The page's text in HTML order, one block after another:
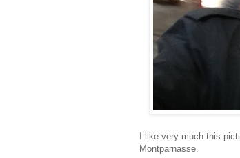
I like very much this
Montparnasse.